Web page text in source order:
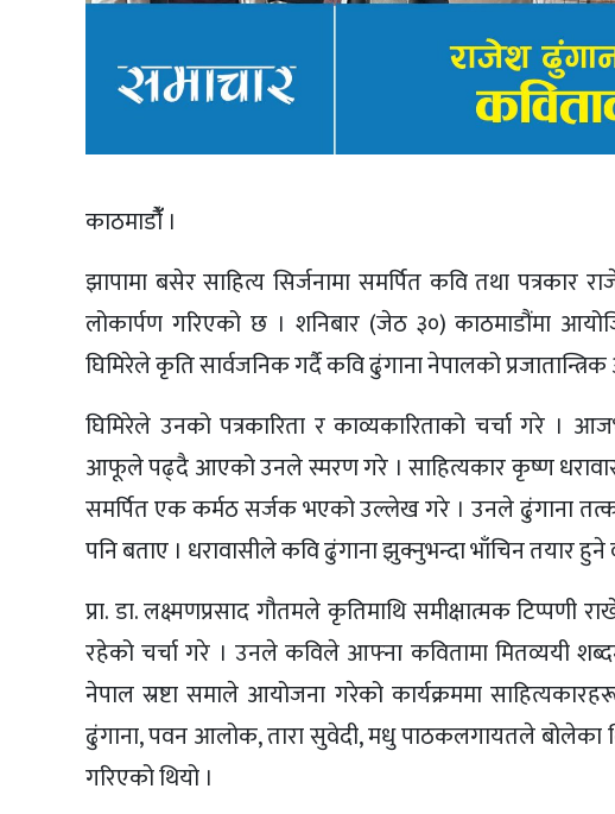
काठमाडौंँ ।
झापामा बसेर साहित्य सिर्जनामा समर्पित कवि तथा पत्रकार
लोकार्पण गरिएको छ । शनिबार (जेठ ३०) काठमाडौंमा
घिमिरेले कृति सार्वजनिक गर्दै कवि ढुंगाना नेपालको
घिमिरेले उनको पत्रकारिता र काव्यकारिताको चर्चा गरे
आफूले पढ्दै आएको उनले स्मरण गरे । साहित्यकार कृष्ण
समर्पित एक कर्मठ सर्जक भएको उल्लेख गरे । उनले ढुंगाना
पनि बताए । धरावासीले कवि ढुंगाना झुक्नुभन्दा भाँचिन तयार
प्रा. डा. लक्ष्मणप्रसाद गौतमले कृतिमाथि समीक्षात्मक
रहेको चर्चा गरे । उनले कविले आफ्ना कवितामा मितव्ययी
नेपाल स्रष्टा समाले आयोजना गरेको कार्यक्रममा साहित्यकारहरू
ढुंगाना, पवन आलोक, तारा सुवेदी, मधु पाठकलगायतले बोलेका
गरिएको थियो ।